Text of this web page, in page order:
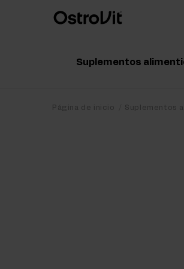
Suplementos
Página de inicio Suplementos